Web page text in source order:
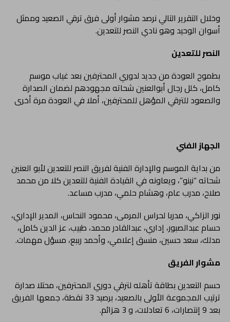
وخلال التقرير التالي نرصد مشوار أولى فرق ترقي الصعيد وممثل
أسوان الوحيد وهو نادي النصر للتعدين.
النصر للتعدين
بطموح العودة من جديد لدوري المحترفين بعد غياب موسم
كامل، كلل رجال أبوالعنين شحاته مجهودهم لضمان الصدارة
والصعود للترقي المؤهل للمحترفين، أملا في العودة مرة أخرى
الجهاز الفني
من بداية الموسم والإدارة الفنية لفريق النصر للتعدين لأبو العنين
شحاته “نينو”، ويعاونه في القيادة الفنية للتعدين كلا من محمد
صلاح، مدرب عام، وهشام حلمي، مدرب مساعد.
نور الزاكي، مدربا لحراس المرمى، محمود النحاس، المدير الإداري،
حسام عبدالصبور، إداري، عبدالقادر محمد، طبيب، عز الدين كامل،
مدلك، سعد حسين، منسق إعلامي، وأحمد رببع، مسؤل مهمات.
مشوار الفريق
حسم التعدين بطاقة تأهله لترقي دوري المحترفين، محتلا صدارة
ترتيب المجموعة الأولى بالصعيد، برصيد 33 نقطة، جمعها الفريق
بعد 9 إنتصارات، 6 تعادلات، و 3 هزائم.